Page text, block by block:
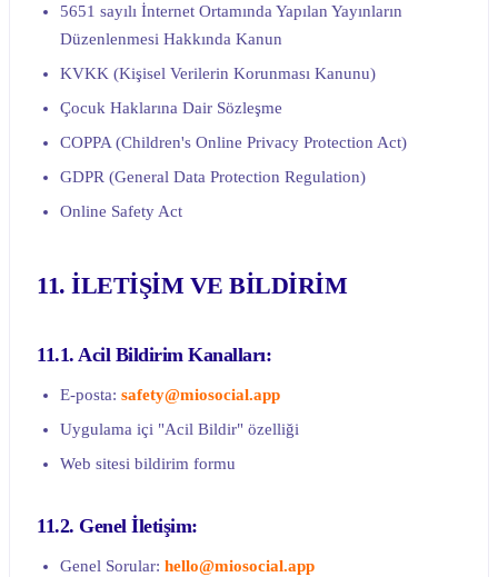
5651 sayılı İnternet Ortamında Yapılan Yayınların
Düzenlenmesi Hakkında Kanun
KVKK (Kişisel Verilerin Korunması Kanunu)
Çocuk Haklarına Dair Sözleşme
COPPA (Children's Online Privacy Protection Act)
GDPR (General Data Protection Regulation)
Online Safety Act
11. İLETİŞİM VE BİLDİRİM
11.1. Acil Bildirim Kanalları:
E-posta: safety@miosocial.app
Uygulama içi "Acil Bildir" özelliği
Web sitesi bildirim formu
11.2. Genel İletişim:
Genel Sorular: hello@miosocial.app